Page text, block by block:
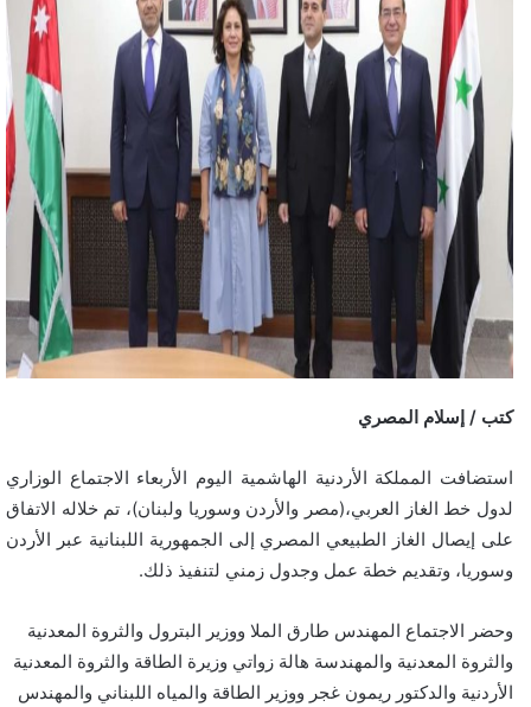
كتب / إسلام المصري
استضافت المملكة الأردنية الهاشمية اليوم الأربعاء الاجتماع الوزاري
لدول خط الغاز العربي،(مصر والأردن وسوريا ولبنان)، تم خلاله الاتفاق
على إيصال الغاز الطبيعي المصري إلى الجمهورية اللبنانية عبر الأردن
وسوريا، وتقديم خطة عمل وجدول زمني لتنفيذ ذلك.
وحضر الاجتماع المهندس طارق الملا ووزير البترول والثروة المعدنية
والثروة المعدنية والمهندسة هالة زواتي وزيرة الطاقة والثروة المعدنية
الأردنية والدكتور ريمون غجر ووزير الطاقة والمياه اللبناني والمهندس